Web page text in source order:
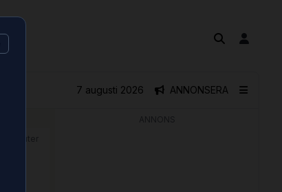
ANNONSERA
7 augusti 2026